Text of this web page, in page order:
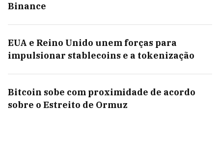
Binance
EUA e Reino Unido unem forças para
impulsionar stablecoins e a tokenização
Bitcoin sobe com proximidade de acordo
sobre o Estreito de Ormuz